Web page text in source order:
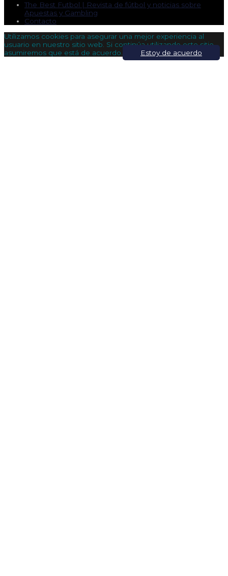
The Best Futbol | Revista de fútbol y noticias sobre
Apuestas y Gambling
Contacto
Utilizamos cookies para asegurar una mejor experiencia al
usuario en nuestro sitio web. Si continúa utilizando este sitio,
asumiremos que está de acuerdo.
Estoy de acuerdo